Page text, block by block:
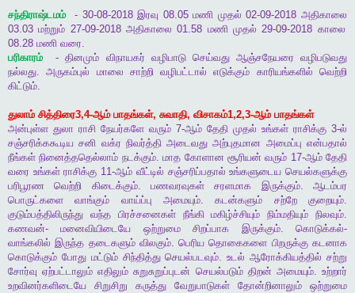
சந்திராஷ்டமம் - 30-08-2018இரவு 08.05மணி முதல் 02-09-2018அதிகாலை
03.03மற்றும் 27-09-2018அதிகாலை 01.58 மணி முதல் 29-09-2018 காலை
08.28 மணி வரை.
பரிகாரம்
-தினமும் விநாயகர் வழிபாடு செய்வது ஆஞ்சநேயரை வழிபடுவது
நல்லது.அருகம்புல் மாலை சாற்றி வழிபட்டால் எடுக்கும் காரியங்களில்
வெற்றி
கிட்டும்.
துலாம் சித்திரை3,4-ஆம் பாதங்கள், சுவாதி, விசாகம்1,2,3-ஆம் பாதங்கள்
அன்புள்ள துலா ராசி நேயர்களே வரும் 7-ஆம் தேதி முதல் உங்கள் ராசிக்கு 3-ல்
சஞ்சரிக்ககூடிய சனி வக்ர நிவர்த்தி அடைவது அற்புதமான அமைப்பு என்பதால்
நீங்கள் நினைத்ததெல்லாம் நடக்கும்.மாத கோளான சூரியன் வரும் 17-ஆம் தேதி
வரை உங்கள் ராசிக்கு 11-ஆம் வீட்டில் சஞ்சரிப்பதால் உங்களுடைய செயல்களுக்கு
பரிபூரண
வெற்றி கிடைக்கும்.பணவரவுகள் சரளமாக இருக்கும்.ஆடம்பர
பொருட்களை
வாங்கும் வாய்ப்பு அமையும்.கடன்களும் சற்றே குறையும்.
குடும்பத்திலிருந்து வந்த பிரச்சனைகள் நீங்கி மகிழ்ச்சியும் நிம்மதியும் நிலவும்.
கணவன்-மனைவியிடையே ஒற்றுமை சிறப்பாக இருக்கும்.கொடுக்கல்-
வாங்கலில் இருந்த தடைகளும் விலகும்.பெரிய தொகைகளை பிறருக்கு கடனாக
கொடுக்கும் போது மட்டும் சிந்தித்து செயல்படவும்.உடல் ஆரோக்கியத்தில் சற்று
சோர்வு ஏற்பட்டாலும் எதிலும் சுறுசுறுப்புடன் செயல்படும் திறன் அமையும்.உற்றார்
உறவினர்களிடையே
சிறுசிறு கருத்து வேறுபாடுகள் தோன்றினாலும்
ஒற்றுமை